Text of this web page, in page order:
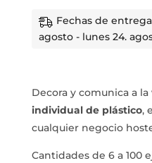
Fechas de
agosto - lunes 24.
Decora y comunica a la
individual de plástico,
cualquier negocio
Cantidades de 6 a 100